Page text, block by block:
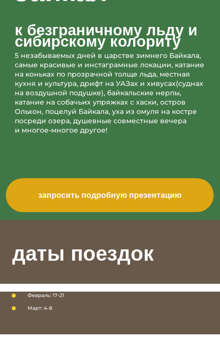
5 незабываемых дней в царстве зимнего Байкала,
кухня и культура, дрифт на УАЗах и хивусах(суднах
на воздушной подушке), байкальские нерпы,
катание на собачьих упряжках с хаски, остров
Ольхон, поцелуй Байкала, уха из омуля на костре
посреди озера, душевные совместные вечера
запросить подробную презентацию
Февраль: 17-21
Март: 4-8
главные
впечатления